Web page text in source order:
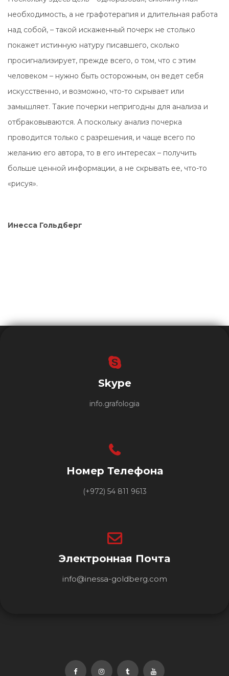
необходимость, а не графотерапия и длительная работа
над собой, – такой искаженный почерк не столько
покажет истинную натуру писавшего, сколько
просигнализирует, прежде всего, о том, что с этим
человеком – нужно быть осторожным, он ведет себя
искусственно, и возможно, что-то скрывает или
замышляет. Такие почерки непригодны для анализа и
отбраковываются. А поскольку анализ почерка
проводится только с разрешения, и чаще всего по
желанию его автора, то в его интересах – получить
больше ценной информации, а не скрывать ее, что-то
«рисуя».
Инесса Гольдберг
Skype
info.grafologia
Номер Телефона
(+972) 54 811 9613
Электронная Почта
info@inessa-goldberg.com